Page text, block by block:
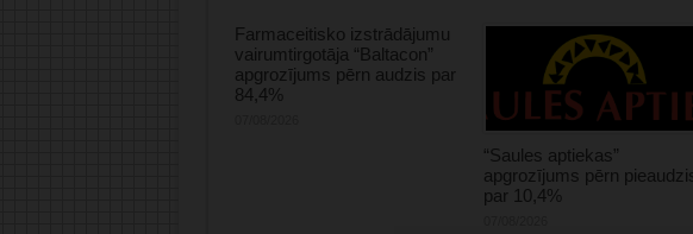
Farmaceitisko izstrādājumu
vairumtirgotāja “Baltacon”
apgrozījums pērn audzis par
84,4%
“Saules aptiekas”
apgrozījums pērn
par 10,4%